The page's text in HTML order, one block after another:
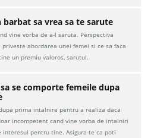
barbat sa vrea sa te sarute
vine vorba de a-l saruta. Perspectiva
abordarea unei femei si ce sa faca
un premiu valoros, sarutul.
se comporte femeile dupa
prima intalnire pentru a realiza daca
incompetent cand vine vorba de intalniri
interesul pentru tine. Asigura-te ca poti